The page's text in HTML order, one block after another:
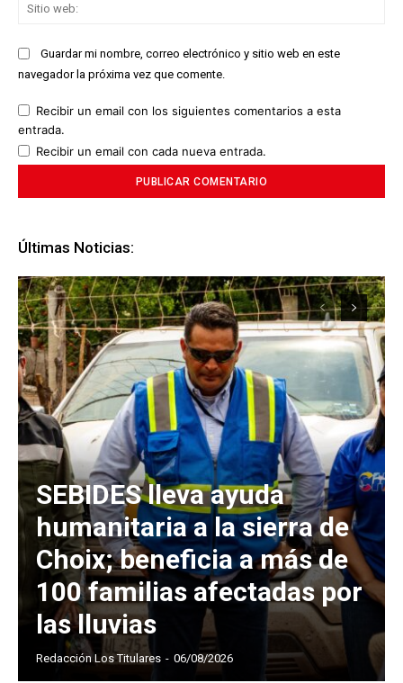
Guardar mi nombre, correo electrónico y sitio web en este
navegador la próxima vez que comente.
Recibir un email con los siguientes comentarios a esta
entrada.
Recibir un email con cada nueva entrada.
Últimas Noticias:
SEBIDES lleva ayuda
humanitaria a la sierra de
Choix; beneficia a más de
100 familias afectadas por
las lluvias
Redacción Los Titulares - 06/08/2026